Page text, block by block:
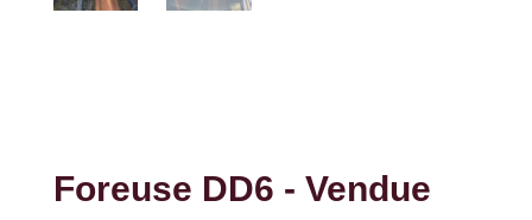
Foreuse DD6 - Vendue